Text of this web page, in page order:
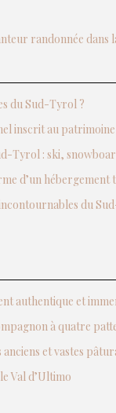
randonnée dans
du Sud-Tyrol ?
inscrit au
Tyrol : ski,
d’un hébergement
du
authentique et
à quatre
et vastes
Val d’Ultimo